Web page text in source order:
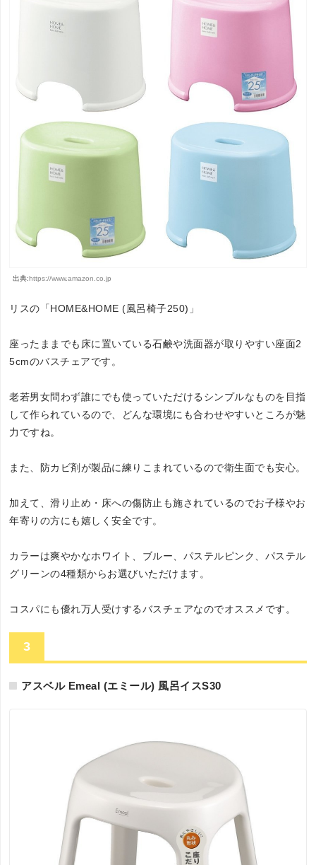
出典: https://www.amazon.co.jp
リスの「HOME&HOME (風呂椅子250)」
座ったままでも床に置いている石鹸や洗面器が取りやすい座面2
5cmのバスチェアです。
老若男女問わず誰にでも使っていただけるシンプルなものを目指
して作られているので、どんな環境にも合わせやすいところが魅
力ですね。
また、防カビ剤が製品に練りこまれているので衛生面でも安心。
加えて、滑り止め・床への傷防止も施されているのでお子様やお
年寄りの方にも嬉しく安全です。
カラーは爽やかなホワイト、ブルー、パステルピンク、パステル
グリーンの4種類からお選びいただけます。
コスパにも優れ万人受けするバスチェアなのでオススメです。
3
アスベル Emeal (エミール) 風呂イスS30